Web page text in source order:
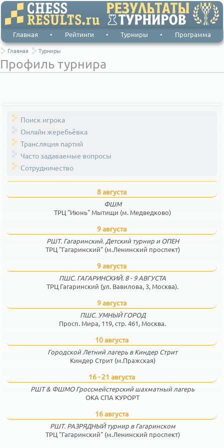
Главная • Рейтинги • Турниры • Программа
Главная Турниры
Профиль турнира
Поиск игрока
Онлайн жеребьёвка
Трансляция партий
Часто задаваемые вопросы
Сотрудничество
8 августа
ФШМ
ТРЦ "Июнь" Мытищи (м. Медведково)
9 августа
РШТ. Гагаринский. Детский турнир и ОПЕН
ТРЦ "Гагаринский" (м.Ленинский проспект)
9 августа
ПШС. ГАГАРИНСКИЙ. 8 - 9 АВГУСТА
ТРЦ Гагаринский (ул. Вавилова, 3, Москва).
9 августа
ПШС. УМНЫЙ ГОРОД
Просп. Мира, 119, стр. 461, Москва.
10 августа
Городской Летний лагерь в Киндер Стрит
Киндер Стрит (м.Пражская)
16 - 21 августа
РШТ & ФШМО Гроссмейстерский шахматный лагерь
ОКА СПА КУРОРТ
16 августа
РШТ. РАЗРЯДНЫЙ турнир в Гагаринском
ТРЦ "Гагаринский" (м.Ленинский проспект)